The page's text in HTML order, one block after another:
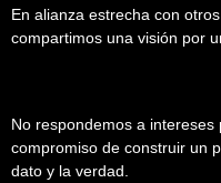
En alianza estrecha con
compartimos una visión por
No respondemos a
compromiso de construir un
dato y la verdad.